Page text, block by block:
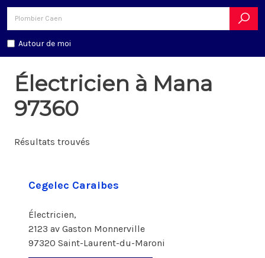
Autour de moi
Électricien à Mana
97360
Résultats trouvés
Cegelec Caraibes
Électricien,
2123 av Gaston Monnerville
97320 Saint-Laurent-du-Maroni